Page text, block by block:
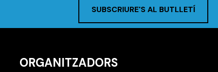
SUBSCRIURE'S AL BUTLLETÍ
ORGANITZADORS